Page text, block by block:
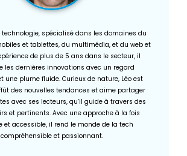
technologie, spécialisé dans les domaines du
et tablettes, du multimédia, et du web et
de plus de 5 ans dans le secteur, il
les dernières innovations avec un regard
une plume fluide. Curieux de nature, Léo est
des nouvelles tendances et aime partager
avec ses lecteurs, qu’il guide à travers des
et pertinents. Avec une approche à la fois
et accessible, il rend le monde de la tech
compréhensible et passionnant.